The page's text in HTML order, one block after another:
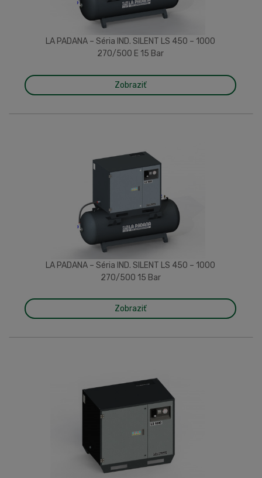
LA PADANA – Séria IND. SILENT LS 450 – 1000
270/500 E 15 Bar
Zobraziť
LA PADANA – Séria IND. SILENT LS 450 – 1000
270/500 15 Bar
Zobraziť